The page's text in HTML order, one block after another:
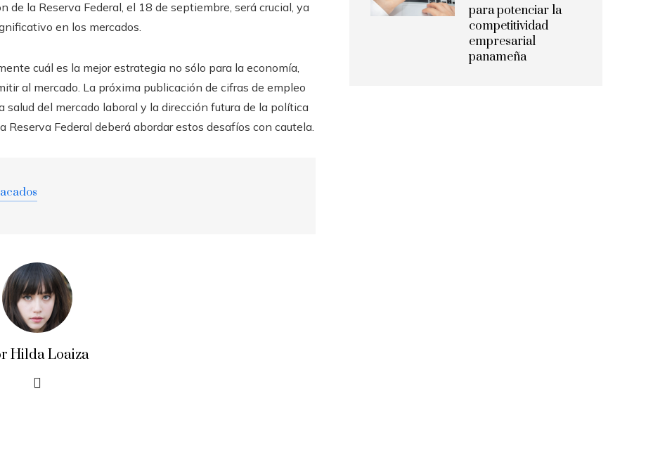
de la Reserva Federal, el 18 de septiembre, será crucial, ya
en los mercados.
cuál es la mejor estrategia no sólo para la economía,
al mercado. La próxima publicación de cifras de empleo
del mercado laboral y la dirección futura de la política
Federal deberá abordar estos desafíos con cautela.
Hilda Loaiza
para potenciar la
competitividad
empresarial
panameña